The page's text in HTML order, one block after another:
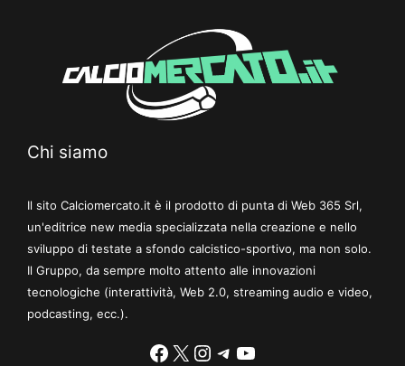
Chi siamo
Il sito Calciomercato.it è il prodotto di punta di Web 365 Srl,
un'editrice new media specializzata nella creazione e nello
sviluppo di testate a sfondo calcistico-sportivo, ma non solo.
Il Gruppo, da sempre molto attento alle innovazioni
tecnologiche (interattività, Web 2.0, streaming audio e video,
podcasting, ecc.).
Facebook
X Instagram
Telegram
YouTube